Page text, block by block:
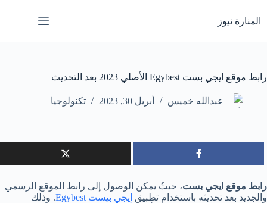
إلى
المحتوى
المنارة نيوز
رابط موقع ايجي بست Egybest الأصلي 2023 بعد التحديث
عبدالله خميس أبريل 30, 2023 تكنولوجيا
رابط موقع ايجي بست، حيثُ يمكن الوصول إلى رابط الموقع الرسمي
والجديد بعد تحديثه باستخدام تطبيق إيجي بيست Egybest
. وذلك